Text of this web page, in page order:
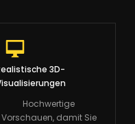
3D-
Hochwertige
Vorschauen, damit Sie